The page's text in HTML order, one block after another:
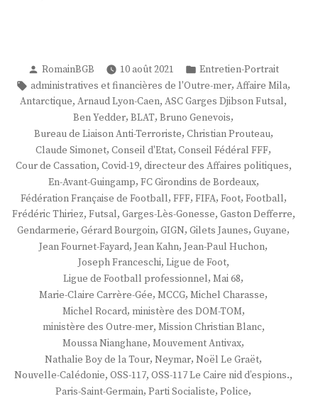
Publié
par
RomainBGB 10 août 2021
Publié
dans
Entretien-Portrait
Étiquettes :
administratives et financières de l'Outre-mer, Affaire Mila,
Antarctique, Arnaud Lyon-Caen, ASC Garges Djibson Futsal,
Ben Yedder, BLAT, Bruno Genevois,
Bureau de Liaison Anti-Terroriste, Christian Prouteau,
Claude Simonet, Conseil d'Etat, Conseil Fédéral FFF,
Cour de Cassation, Covid-19, directeur des Affaires politiques,
En-Avant-Guingamp, FC Girondins de Bordeaux,
Fédération Française de Football, FFF, FIFA, Foot, Football,
Frédéric Thiriez, Futsal, Garges-Lès-Gonesse, Gaston Defferre,
Gendarmerie, Gérard Bourgoin, GIGN, Gilets Jaunes, Guyane,
Jean Fournet-Fayard, Jean Kahn, Jean-Paul Huchon,
Joseph Franceschi, Ligue de Foot,
Ligue de Football professionnel, Mai 68,
Marie-Claire Carrère-Gée, MCCG, Michel Charasse,
Michel Rocard, ministère des DOM-TOM,
ministère des Outre-mer, Mission Christian Blanc,
Moussa Nianghane, Mouvement Antivax,
Nathalie Boy de la Tour, Neymar, Noël Le Graët,
Nouvelle-Calédonie, OSS-117, OSS-117 Le Caire nid d’espions.,
Paris-Saint-Germain, Parti Socialiste, Police,